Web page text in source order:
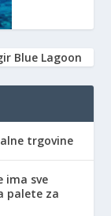
Blue Lagoon
trgovine
ima sve
palete za